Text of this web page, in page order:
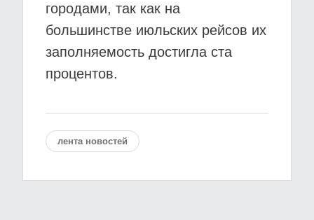
городами, так как на
большинстве июльских рейсов их
заполняемость достигла ста
процентов.
лента новостей